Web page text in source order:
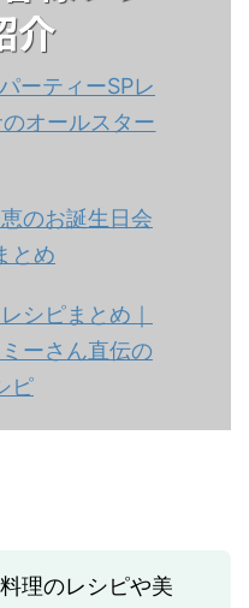
介
ーティーSPレ
オールスター
のお誕生日会
とめ
シピまとめ｜
ーさん直伝の
ピ
理のレシピや美